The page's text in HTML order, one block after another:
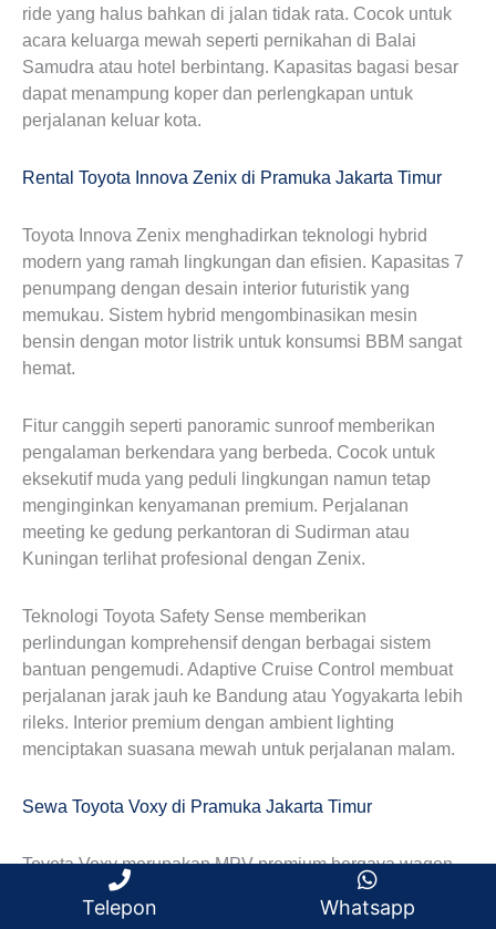
ride yang halus bahkan di jalan tidak rata. Cocok untuk
acara keluarga mewah seperti pernikahan di Balai
Samudra atau hotel berbintang. Kapasitas bagasi besar
dapat menampung koper dan perlengkapan untuk
perjalanan keluar kota.
Rental Toyota Innova Zenix di Pramuka Jakarta Timur
Toyota Innova Zenix menghadirkan teknologi hybrid
modern yang ramah lingkungan dan efisien. Kapasitas 7
penumpang dengan desain interior futuristik yang
memukau. Sistem hybrid mengombinasikan mesin
bensin dengan motor listrik untuk konsumsi BBM sangat
hemat.
Fitur canggih seperti panoramic sunroof memberikan
pengalaman berkendara yang berbeda. Cocok untuk
eksekutif muda yang peduli lingkungan namun tetap
menginginkan kenyamanan premium. Perjalanan
meeting ke gedung perkantoran di Sudirman atau
Kuningan terlihat profesional dengan Zenix.
Teknologi Toyota Safety Sense memberikan
perlindungan komprehensif dengan berbagai sistem
bantuan pengemudi. Adaptive Cruise Control membuat
perjalanan jarak jauh ke Bandung atau Yogyakarta lebih
rileks. Interior premium dengan ambient lighting
menciptakan suasana mewah untuk perjalanan malam.
Sewa Toyota Voxy di Pramuka Jakarta Timur
Toyota Voxy merupakan MPV premium bergaya wagon
dengan pintu sliding otomatis yang praktis. Kapasitas 7
penumpang dengan konfigurasi kabin ultra fleksibel
Telepon Whatsapp